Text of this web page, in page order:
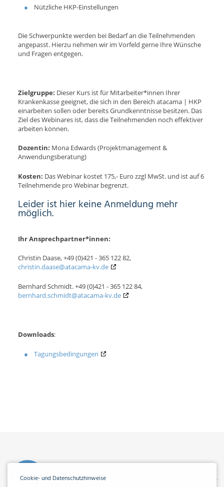
Nützliche HKP-Einstellungen
Die Schwerpunkte werden bei Bedarf an die Teilnehmenden
angepasst. Hierzu nehmen wir im Vorfeld gerne Ihre Wünsche
und Fragen entgegen.
Zielgruppe: Dieser Kurs ist für Mitarbeiter*innen Ihrer
Krankenkasse geeignet, die sich in den Bereich atacama | HKP
einarbeiten sollen oder bereits Grundkenntnisse besitzen. Das
Ziel des Webinares ist, dass die Teilnehmenden noch effektiver
arbeiten können.
Dozentin: Mona Edwards (Projektmanagement &
Anwendungsberatung)
Kosten: Das Webinar kostet 175,- Euro zzgl MwSt. und ist auf 6
Teilnehmende pro Webinar begrenzt.
Leider ist hier keine Anmeldung mehr
möglich.
Ihr Ansprechpartner*innen:
Christin Daase, +49 (0)421 - 365 122 82,
christin.daase@atacama-kv.de
Bernhard Schmidt. +49 (0)421 - 365 122 84,
bernhard.schmidt@atacama-kv.de
Downloads:
Tagungsbedingungen
Cookie- und Datenschutzhinweise